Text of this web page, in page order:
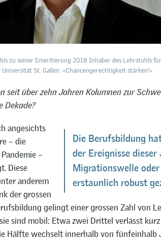
zu seiner Emeritierung 2018 Inhaber des Lehrstuhls für
St. Gallen: «Chancengerechtigkeit stärken!»
seit über zehn Jahren Kolumnen zur
Dekade?
Die Berufsbildung
der Ereignisse dieser
Migrationswelle oder
erstaunlich robust
angesichts
– die
–
Diese
anderem
der grossen
gelingt einer grossen Zahl von
sind mobil: Etwa zwei Drittel verlässt
Hälfte wechselt innerhalb von fünfeinhalb